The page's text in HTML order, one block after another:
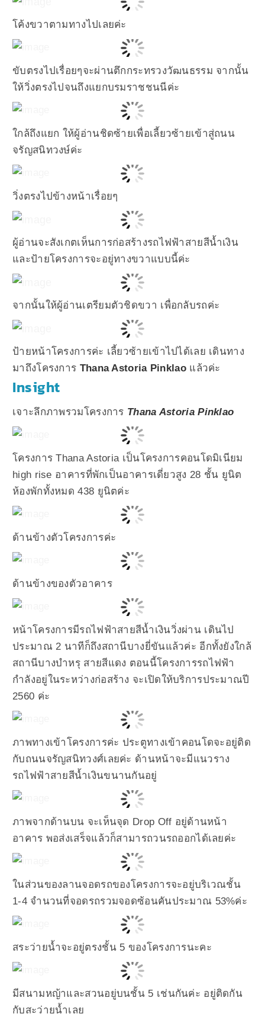
โค้งขวาตามทางไปเลยค่ะ
ขับตรงไปเรื่อยๆจะผ่านตึกกระทรวงวัฒนธรรม จากนั้น
ให้วิ่งตรงไปจนถึงแยกบรมราชชนนีค่ะ
ใกล้ถึงแยก ให้ผู้อ่านชิดซ้ายเพื่อเลี้ยวซ้ายเข้าสู่ถนน
จรัญสนิทวงษ์ค่ะ
วิ่งตรงไปข้างหน้าเรื่อยๆ
ผู้อ่านจะสังเกตเห็นการก่อสร้างรถไฟฟ้าสายสีน้ำเงิน
และป้ายโครงการจะอยู่ทางขวาแบบนี้ค่ะ
จากนั้นให้ผู้อ่านเตรียมตัวชิดขวา เพื่อกลับรถค่ะ
ป้ายหน้าโครงการค่ะ เลี้ยวซ้ายเข้าไปได้เลย เดินทาง
มาถึงโครงการ Thana Astoria Pinklaoแล้วค่ะ
Insight
เจาะลึกภาพรวมโครงการ Thana Astoria Pinklao
โครงการ Thana Astoria เป็นโครงการคอนโดมิเนียม
high rise อาคารที่พักเป็นอาคารเดี่ยวสูง 28 ชั้น ยูนิต
ห้องพักทั้งหมด 438 ยูนิตค่ะ
ด้านข้างตัวโครงการค่ะ
ด้านข้างของตัวอาคาร
หน้าโครงการมีรถไฟฟ้าสายสีน้ำเงินวิ่งผ่าน เดินไป
ประมาณ 2 นาทีก็ถึงสถานีบางยี่ขันแล้วค่ะ อีกทั้งยังใกล้
สถานีบางบำหรุ สายสีแดง ตอนนี้โครงการรถไฟฟ้า
กำลังอยู่ในระหว่างก่อสร้าง จะเปิดให้บริการประมาณปี
2560 ค่ะ
ภาพทางเข้าโครงการค่ะ ประตูทางเข้าคอนโดจะอยู่ติด
กับถนนจรัญสนิทวงศ์เลยค่ะ ด้านหน้าจะมีแนวราง
รถไฟฟ้าสายสีน้ำเงินขนานกันอยู่
ภาพจากด้านบน จะเห็นจุด Drop Off อยู่ด้านหน้า
อาคาร พอส่งเสร็จแล้วก็สามารถวนรถออกได้เลยค่ะ
ในส่วนของลานจอดรถของโครงการจะอยู่บริเวณชั้น
1-4 จำนวนที่จอดรถรวมจอดซ้อนคันประมาณ 53%ค่ะ
สระว่ายน้ำจะอยู่ตรงชั้น 5 ของโครงการนะคะ
มีสนามหญ้าและสวนอยู่บนชั้น 5 เช่นกันค่ะ อยู่ติดกัน
กับสะว่ายน้ำเลย